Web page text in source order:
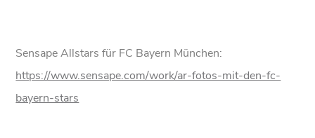
Sensape Allstars für FC Bayern München:
https://www.sensape.com/work/ar-fotos-mit-den-fc-
bayern-stars